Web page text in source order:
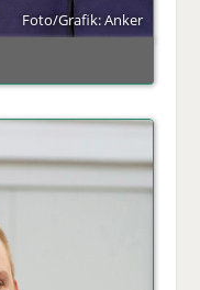
Foto/Grafik: Anker